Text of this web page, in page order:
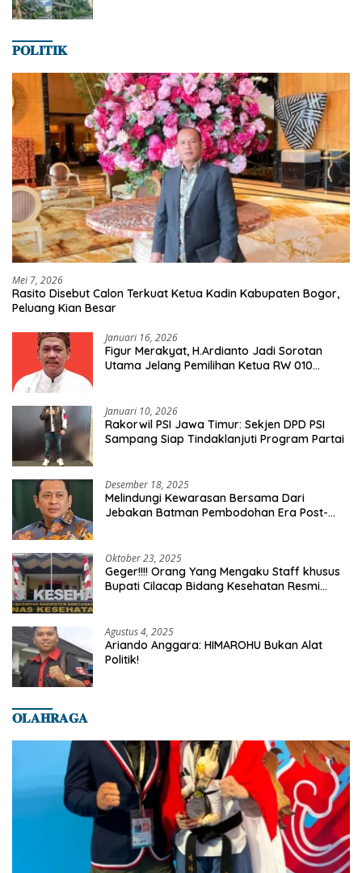
𝐏𝐎𝐋𝐈𝐓𝐈𝐊
Mei 7, 2026
Rasito Disebut Calon Terkuat Ketua Kadin Kabupaten Bogor,
Peluang Kian Besar
Januari 16, 2026
Figur Merakyat, H.Ardianto Jadi Sorotan
Utama Jelang Pemilihan Ketua RW 010
Januari 10, 2026
Rakorwil PSI Jawa Timur: Sekjen DPD PSI
Sampang Siap Tindaklanjuti Program Partai
Desember 18, 2025
Melindungi Kewarasan Bersama Dari
Jebakan Batman Pembodohan Era Post-
Oktober 23, 2025
Geger!!!! Orang Yang Mengaku Staff khusus
Bupati Cilacap Bidang Kesehatan Resmi
Agustus 4, 2025
Ariando Anggara: HIMAROHU Bukan Alat
Politik!
𝐎𝐋𝐀𝐇𝐑𝐀𝐆𝐀